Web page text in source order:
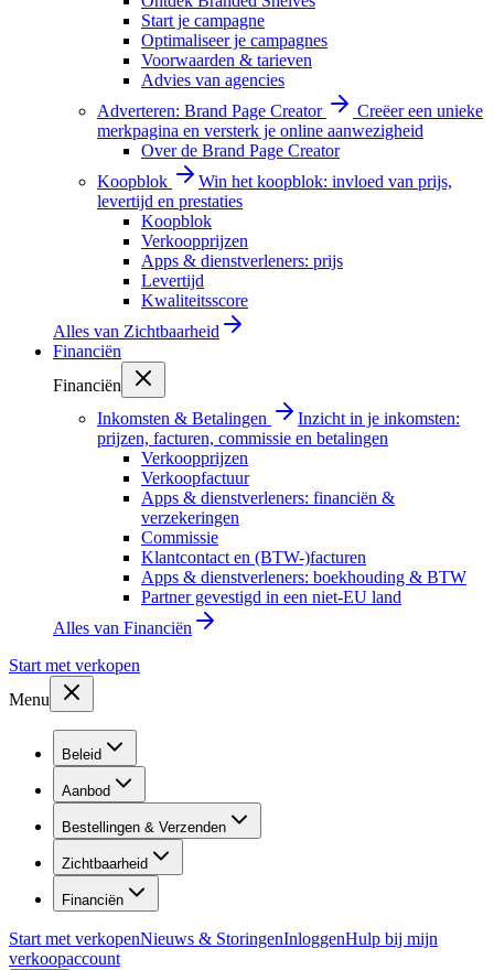
Start je campagne
Optimaliseer je campagnes
Voorwaarden & tarieven
Advies van agencies
Adverteren: Brand Page Creator
Creëer een unieke
merkpagina en versterk je online aanwezigheid
Over de Brand Page Creator
Koopblok
Win het koopblok: invloed van prijs,
levertijd en prestaties
Koopblok
Verkoopprijzen
Apps & dienstverleners: prijs
Levertijd
Kwaliteitsscore
Alles van Zichtbaarheid
Financiën
Financiën
Inkomsten & Betalingen
Inzicht in je inkomsten:
prijzen, facturen, commissie en betalingen
Verkoopprijzen
Verkoopfactuur
Apps & dienstverleners: financiën &
verzekeringen
Commissie
Klantcontact en (BTW-)facturen
Apps & dienstverleners: boekhouding & BTW
Partner gevestigd in een niet-EU land
Alles van Financiën
Start met verkopen
Menu
Beleid
Aanbod
Bestellingen & Verzenden
Zichtbaarheid
Financiën
Start met verkopenNieuws & StoringenInloggenHulp bij mijn
verkoopaccount